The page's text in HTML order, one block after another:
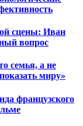
сцены: Иван
вопрос
семья, а не
миру»
французского